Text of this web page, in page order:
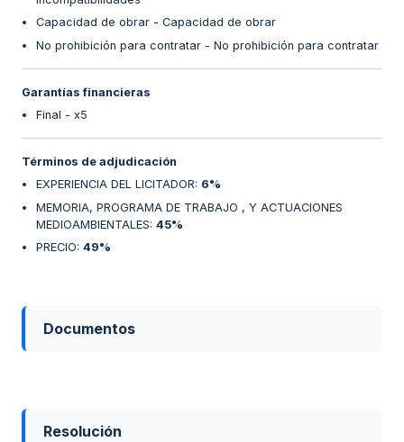
Capacidad de obrar - Capacidad de obrar
No prohibición para contratar - No prohibición para contratar
Garantías financieras
Final - x5
Términos de adjudicación
EXPERIENCIA DEL LICITADOR: 6%
MEMORIA, PROGRAMA DE TRABAJO , Y ACTUACIONES
MEDIOAMBIENTALES: 45%
PRECIO: 49%
Documentos
Resolución